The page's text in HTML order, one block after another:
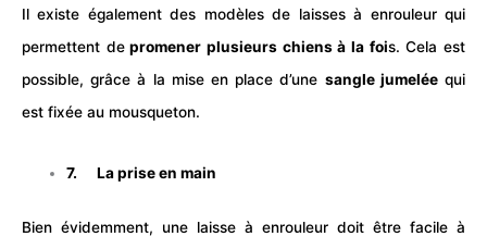
Il existe également des modèles de laisses à enrouleur qui
permettent depromener plusieurs chiens à la fois. Cela est
possible, grâce à la mise en place d’une sangle jumeléequi
est fixée au mousqueton.
7. La prise en main
Bien évidemment, une laisse à enrouleur doit être facile à